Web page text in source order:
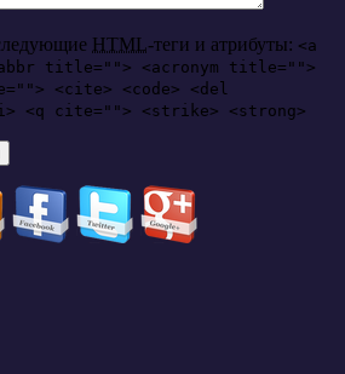
HTML-теги и атрибуты: <a
title=""> <acronym title="">
<cite> <code> <del
<q cite=""> <strike> <strong>